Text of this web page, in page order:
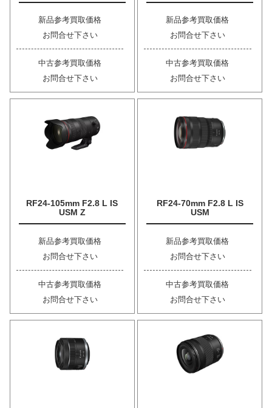
新品参考買取価格
お問合せ下さい
中古参考買取価格
お問合せ下さい
新品参考買取価格
お問合せ下さい
中古参考買取価格
お問合せ下さい
RF24-105mm F2.8 L IS
USM Z
新品参考買取価格
お問合せ下さい
中古参考買取価格
お問合せ下さい
RF24-70mm F2.8 L IS
USM
新品参考買取価格
お問合せ下さい
中古参考買取価格
お問合せ下さい